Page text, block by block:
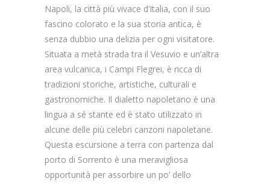
Napoli, la città più vivace d’Italia, con il suo
fascino colorato e la sua storia antica, è
senza dubbio una delizia per ogni visitatore.
Situata a metà strada tra il Vesuvio e un’altra
area vulcanica, i Campi Flegrei, è ricca di
tradizioni storiche, artistiche, culturali e
gastronomiche. Il dialetto napoletano è una
lingua a sé stante ed è stato utilizzato in
alcune delle più celebri canzoni napoletane.
Questa escursione a terra con partenza dal
porto di Sorrento è una meravigliosa
opportunità per assorbire un po’ dello